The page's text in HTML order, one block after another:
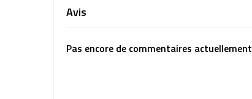
Avis
Pas encore de commentaires actuellement